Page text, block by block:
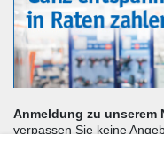
Anmeldung zu unserem
verpassen Sie keine